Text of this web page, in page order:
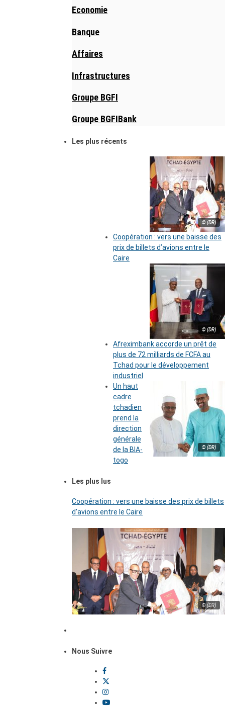
Economie
Banque
Affaires
Infrastructures
Groupe BGFI
Groupe BGFIBank
Les plus récents
© (DR)
Coopération : vers une baisse des
prix de billets d’avions entre le
Caire
© (DR)
Afreximbank accorde un prêt de
plus de 72 milliards de FCFA au
Tchad pour le développement
industriel
© (DR)
Un haut
cadre
tchadien
prend la
direction
générale
de la BIA-
togo
Les plus lus
Coopération : vers une baisse des prix de billets
d’avions entre le Caire
© (DR)
Nous Suivre